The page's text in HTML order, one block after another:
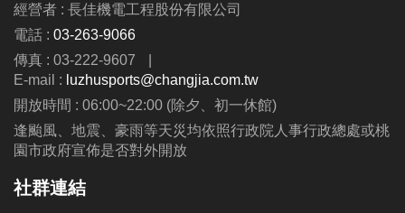
經營者 : 長佳機電工程股份有限公司
電話 : 03-263-9066
傳真 : 03-222-9607
|
E-mail : luzhusports@changjia.com.tw
開放時間 : 06:00~22:00 (除夕、初一休館)
逢颱風、地震、豪雨等天災均依照行政院人事行政總處或桃
園市政府宣佈是否對外開放
社群連結